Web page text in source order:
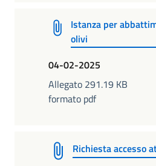
Istanza per
olivi
04-02-2025
Allegato 291.19 KB
formato pdf
Richiesta accesso